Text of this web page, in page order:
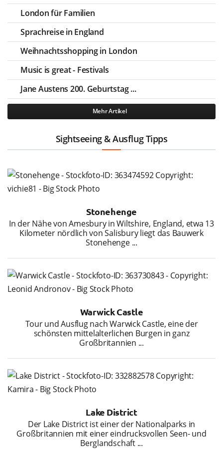
London für Familien
Sprachreise in England
Weihnachtsshopping in London
Music is great - Festivals
Jane Austens 200. Geburtstag ...
Mehr Artikel
Sightseeing & Ausflug Tipps
Stonehenge
In der Nähe von Amesbury in Wiltshire, England, etwa 13
Kilometer nördlich von Salisbury liegt das Bauwerk
Stonehenge ...
Warwick Castle
Tour und Ausflug nach Warwick Castle, eine der
schönsten mittelalterlichen Burgen in ganz
Großbritannien ...
Lake District
Der Lake District ist einer der Nationalparks in
Großbritannien mit einer eindrucksvollen Seen- und
Berglandschaft ...